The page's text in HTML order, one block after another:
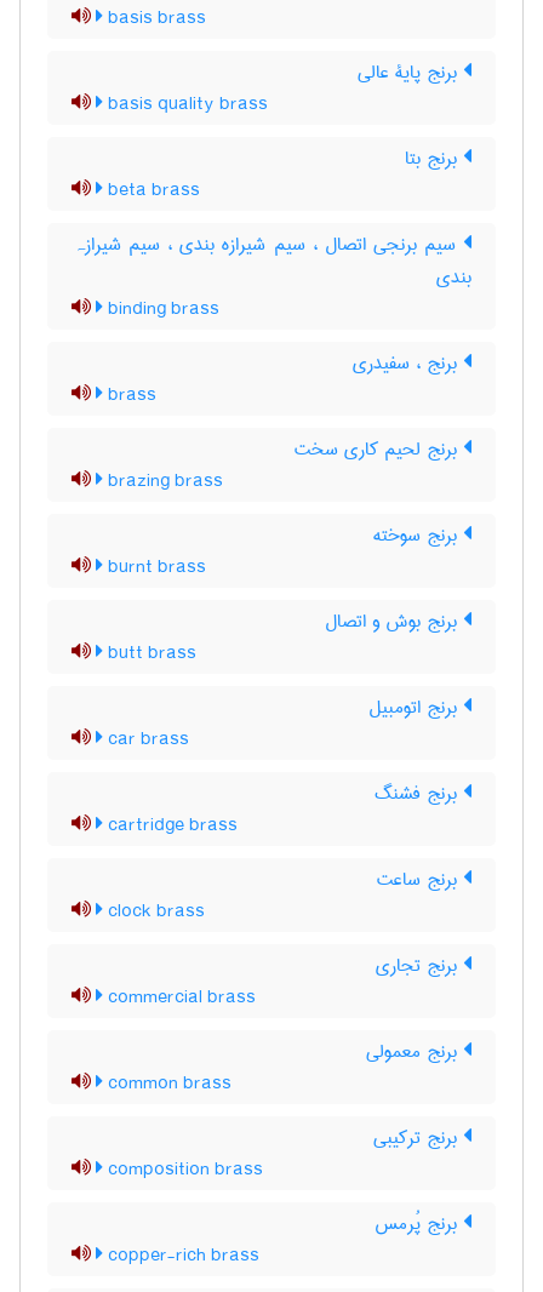
basis brass
برنج پایۀ عالی
basis quality brass
برنج بتا
beta brass
سیم برنجی اتصال ، سیم شیرازه بندی ، سیم شیرازہ
بندی
binding brass
برنج ، سفیدری
brass
برنج لحیم کاری سخت
brazing brass
برنج سوخته
burnt brass
برنج بوش و اتصال
butt brass
برنج اتومبیل
car brass
برنج فشنگ
cartridge brass
برنج ساعت
clock brass
برنج تجاری
commercial brass
برنج معمولی
common brass
برنج ترکیبی
composition brass
برنج پُرمس
copper-rich brass